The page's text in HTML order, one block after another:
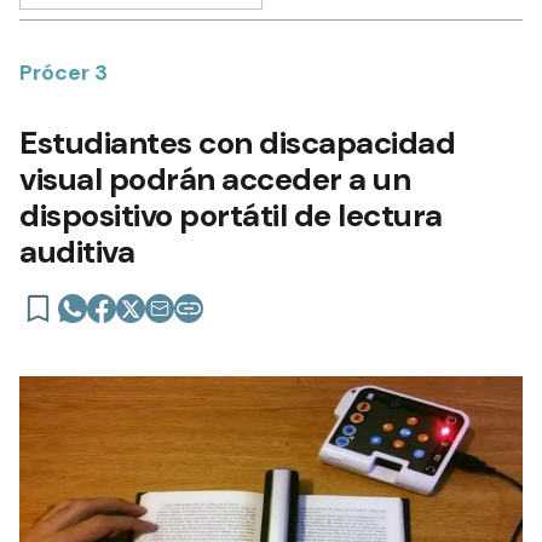
Prócer 3
Estudiantes con discapacidad
visual podrán acceder a un
dispositivo portátil de lectura
auditiva